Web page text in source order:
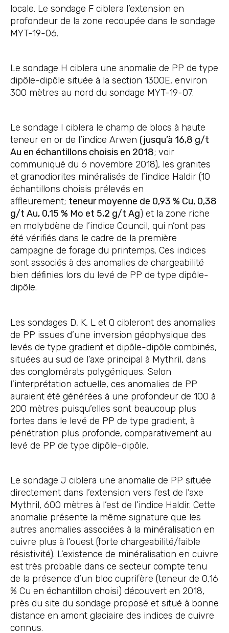
locale. Le sondage F ciblera l’extension en
profondeur de la zone recoupée dans le sondage
MYT-19-06.
Le sondage H ciblera une anomalie de PP de type
dipôle-dipôle située à la section 1300E, environ
300 mètres au nord du sondage MYT-19-07.
Le sondage I ciblera le champ de blocs à haute
teneur en or de l’indice Arwen (jusqu’à 16,8 g/t
Au en échantillons choisis en 2018; voir
communiqué du 6 novembre 2018), les granites
et granodiorites minéralisés de l’indice Haldir (10
échantillons choisis prélevés en
affleurement; teneur moyenne de 0,93 % Cu, 0,38
g/t Au, 0,15 % Mo et 5,2 g/t Ag) et la zone riche
en molybdène de l’indice Council, qui n’ont pas
été vérifiés dans le cadre de la première
campagne de forage du printemps. Ces indices
sont associés à des anomalies de chargeabilité
bien définies lors du levé de PP de type dipôle-
dipôle.
Les sondages D, K, L et Q cibleront des anomalies
de PP issues d’une inversion géophysique des
levés de type gradient et dipôle-dipôle combinés,
situées au sud de l’axe principal à Mythril, dans
des conglomérats polygéniques. Selon
l’interprétation actuelle, ces anomalies de PP
auraient été générées à une profondeur de 100 à
200 mètres puisqu’elles sont beaucoup plus
fortes dans le levé de PP de type gradient, à
pénétration plus profonde, comparativement au
levé de PP de type dipôle-dipôle.
Le sondage J ciblera une anomalie de PP située
directement dans l’extension vers l’est de l’axe
Mythril, 600 mètres à l’est de l’indice Haldir. Cette
anomalie présente la même signature que les
autres anomalies associées à la minéralisation en
cuivre plus à l’ouest (forte chargeabilité/faible
résistivité). L’existence de minéralisation en cuivre
est très probable dans ce secteur compte tenu
de la présence d’un bloc cuprifère (teneur de 0,16
% Cu en échantillon choisi) découvert en 2018,
près du site du sondage proposé et situé à bonne
distance en amont glaciaire des indices de cuivre
connus.